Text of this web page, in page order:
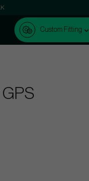
Custom Fitting